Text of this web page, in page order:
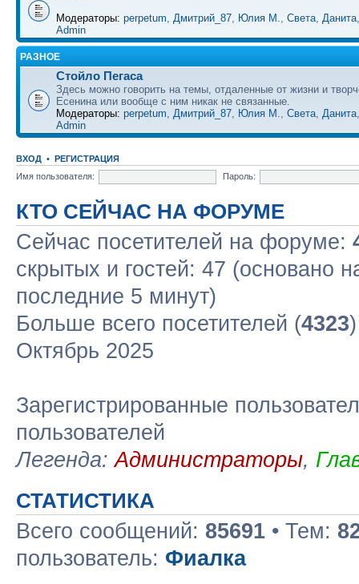
Модераторы: perpetum, Дмитрий_87, Юлия М., Света, Данита
Admin
РАЗНОЕ
Стойло Пегаса
Здесь можно говорить на темы, отдаленные от жизни и
Есенина или вообще с ним никак не связанные.
Модераторы: perpetum, Дмитрий_87, Юлия М., Света, Данита
Admin
ВХОД • РЕГИСТРАЦИЯ
Имя пользователя:
Пароль:
КТО СЕЙЧАС НА ФОРУМЕ
Сейчас посетителей на форуме:
скрытых и гостей: 47 (основано
последние 5 минут)
Больше всего посетителей (4323
Октябрь 2025
Зарегистрированные
пользователей
Легенда:Администраторы,
СТАТИСТИКА
Всего сообщений: 85691 • Тем:
пользователь: Фиалка